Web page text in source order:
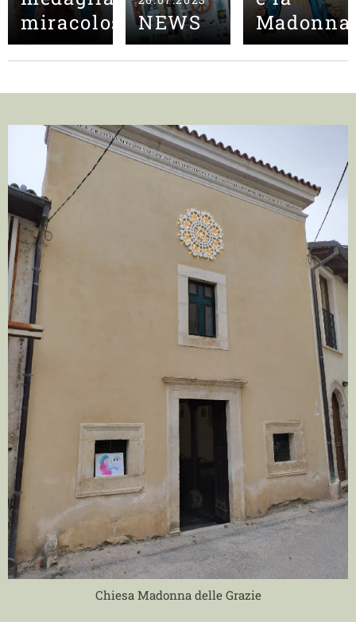
miracolosaNEWS
Madonna
Chiesa Madonna delle Grazie